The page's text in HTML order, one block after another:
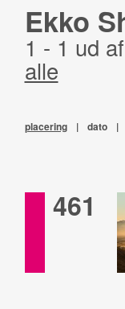
Ekko
1 - 1 ud
alle
placering | dato |
461